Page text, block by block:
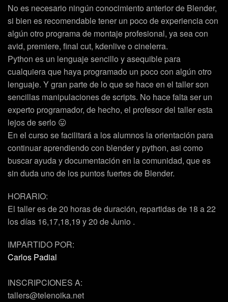
No es necesario ningún conocimiento anterior de Blender,
si bien es recomendable tener un poco de experiencia con
algún otro programa de montaje profesional, ya sea con
avid, premiere, final cut, kdenlive o cinelerra.
Python es un lenguaje sencillo y asequible para
cualquiera que haya programado un poco con algún otro
lenguaje. Y gran parte de lo que se hace en el taller son
sencillas manipulaciones de scripts. No hace falta ser un
experto programador, de hecho, el profesor del taller esta
lejos de serlo 😛
En el curso se facilitará a los alumnos la orientación para
continuar aprendiendo con blender y python, asi como
buscar ayuda y documentación en la comunidad, que es
sin duda uno de los puntos fuertes de Blender.
HORARIO:
El taller es de 20 horas de duración, repartidas de 18 a 22
los días 16,17,18,19 y 20 de Junio ​.
IMPARTIDO POR:
Carlos Padial
INSCRIPCIONES A:
tallers@telenoika.net